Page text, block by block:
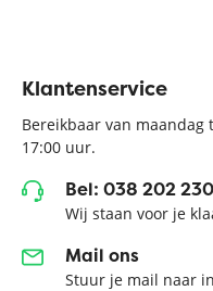
Klantenservice
Bereikbaar van
17:00 uur.
Bel: 038 202
Wij staan voor je
Mail ons
Stuur je mail naar